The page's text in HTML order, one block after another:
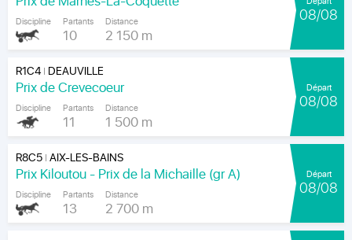
Discipline Partants
10
Distance
2 150 m
08/08
R1C4| DEAUVILLE
Prix de Crevecoeur
Discipline Partants
11
Distance
1 500 m
Départ
08/08
R8C5|AIX-LES-BAINS
Prix Kiloutou - Prix de la Michaille (gr A)
Discipline Partants
13
Distance
2 700 m
Départ
08/08